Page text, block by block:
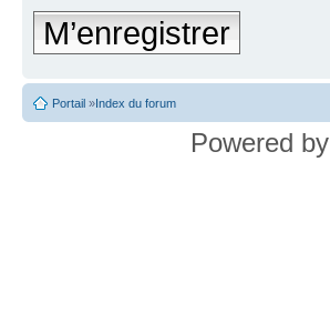
M’enregistrer
Portail »Index du forum
Powered by